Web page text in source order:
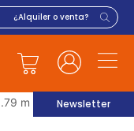
Newsletter
m